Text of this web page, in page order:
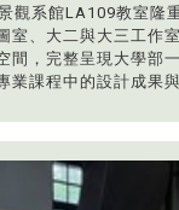
觀系館LA109教室隆
室、大二與大三工作
間，完整呈現大學部
業課程中的設計成果
共襄盛舉，與會貴賓